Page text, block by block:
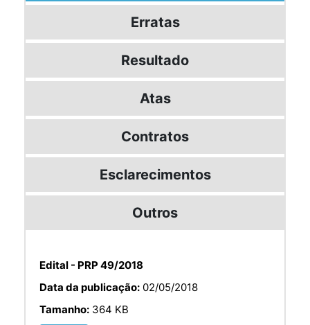
Erratas
Resultado
Atas
Contratos
Esclarecimentos
Outros
Edital - PRP 49/2018
Data da publicação: 02/05/2018
Tamanho: 364 KB